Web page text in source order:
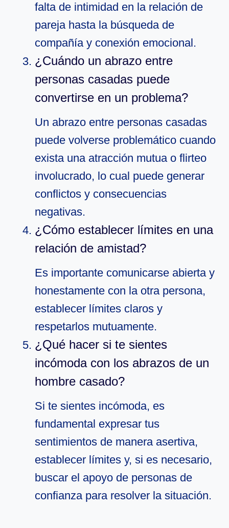
falta de intimidad en la relación de
pareja hasta la búsqueda de
compañía y conexión emocional.
¿Cuándo un abrazo entre
personas casadas puede
convertirse en un problema?
Un abrazo entre personas casadas
puede volverse problemático cuando
exista una atracción mutua o flirteo
involucrado, lo cual puede generar
conflictos y consecuencias
negativas.
¿Cómo establecer límites en una
relación de amistad?
Es importante comunicarse abierta y
honestamente con la otra persona,
establecer límites claros y
respetarlos mutuamente.
¿Qué hacer si te sientes
incómoda con los abrazos de un
hombre casado?
Si te sientes incómoda, es
fundamental expresar tus
sentimientos de manera asertiva,
establecer límites y, si es necesario,
buscar el apoyo de personas de
confianza para resolver la situación.